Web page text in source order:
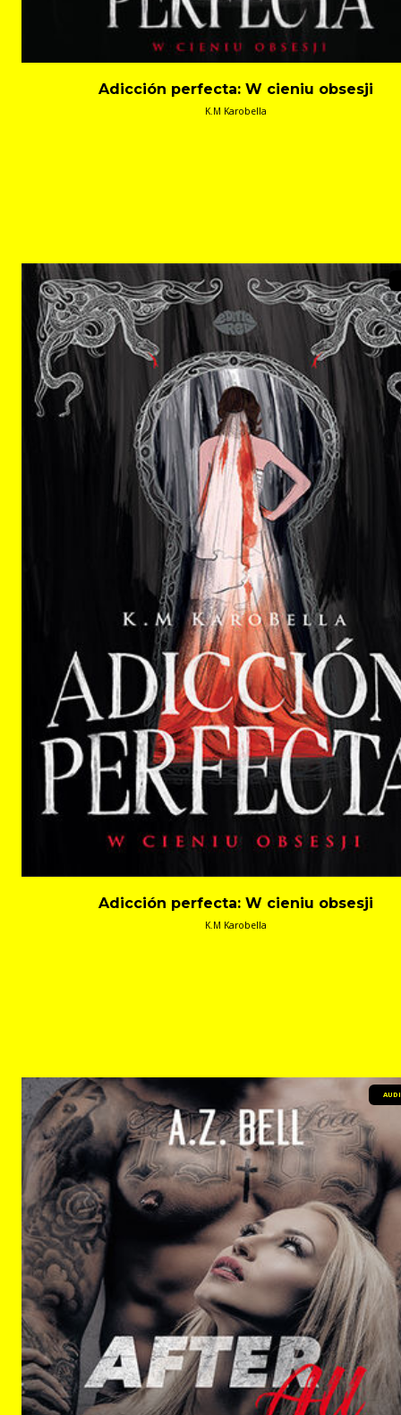
Adicción perfecta: W cieniu obsesji
K.M Karobella
Adicción perfecta: W cieniu obsesji
K.M Karobella